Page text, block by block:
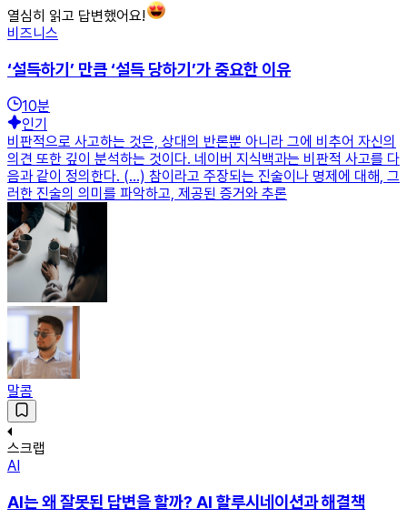
열심히 읽고 답변했어요!
비즈니스
‘설득하기’ 만큼 ‘설득 당하기’가 중요한 이유
10분
인기
비판적으로 사고하는 것은, 상대의 반론뿐 아니라 그에 비추어 자신의
의견 또한 깊이 분석하는 것이다. 네이버 지식백과는 비판적 사고를 다
음과 같이 정의한다. (...) 참이라고 주장되는 진술이나 명제에 대해, 그
러한 진술의 의미를 파악하고, 제공된 증거와 추론
말콤
스크랩
AI
AI는 왜 잘못된 답변을 할까? AI 할루시네이션과 해결책